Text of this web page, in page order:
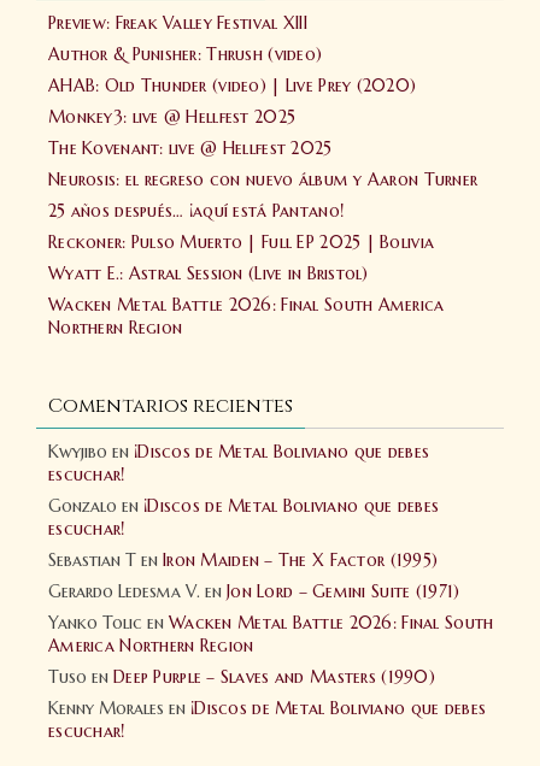
Preview: Freak Valley Festival XIII
Author & Punisher: Thrush (video)
AHAB: Old Thunder (video) | Live Prey (2020)
Monkey3: live @ Hellfest 2025
The Kovenant: live @ Hellfest 2025
Neurosis: el regreso con nuevo álbum y Aaron Turner
25 años después… ¡aquí está Pantano!
Reckoner: Pulso Muerto | Full EP 2025 | Bolivia
Wyatt E.: Astral Session (Live in Bristol)
Wacken Metal Battle 2026: Final South America
Northern Region
Comentarios recientes
Kwyjibo en ¡Discos de Metal Boliviano que debes
escuchar!
Gonzalo en ¡Discos de Metal Boliviano que debes
escuchar!
Sebastian T en Iron Maiden – The X Factor (1995)
Gerardo Ledesma V. en Jon Lord – Gemini Suite (1971)
Yanko Tolic en Wacken Metal Battle 2026: Final South
America Northern Region
Tuso en Deep Purple – Slaves and Masters (1990)
Kenny Morales en ¡Discos de Metal Boliviano que debes
escuchar!